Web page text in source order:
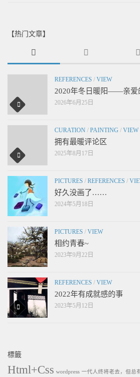
【热门文章】
REFERENCES / VIEW
2020年冬日暖阳——亲爱
2026年6月25日
CURATION / PAINTING / VIEW
拥有最暖评论区
2025年8月17日
PICTURES / REFERENCES /
好久没画了……
2024年5月18日
PICTURES / VIEW
相约青春~
2023年9月22日
REFERENCES / VIEW
2022年有成就感的事
2023年5月12日
標籤
Html+Css wordpress 一代人终将老去，但总